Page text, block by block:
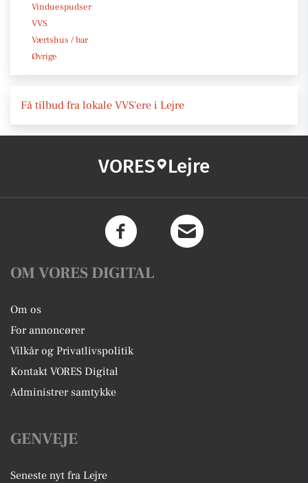
Vinduespudser
VVS
Værtshus / bar
Øvrige
Få tilbud fra lokale VVS'ere i Lejre
VORES Lejre
OM VORES DIGITAL
Om os
For annoncører
Vilkår og Privatlivspolitik
Kontakt VORES Digital
Administrer samtykke
GENVEJE
Seneste nyt fra Lejre